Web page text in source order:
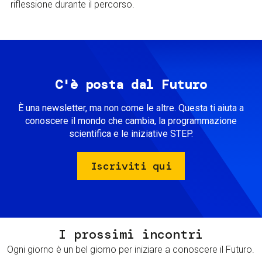
riflessione durante il percorso.
C'è posta dal Futuro
È una newsletter, ma non come le altre. Questa ti aiuta a
conoscere il mondo che cambia, la programmazione
scientifica e le iniziative STEP.
Iscriviti qui
I prossimi incontri
Ogni giorno è un bel giorno per iniziare a conoscere il Futuro.